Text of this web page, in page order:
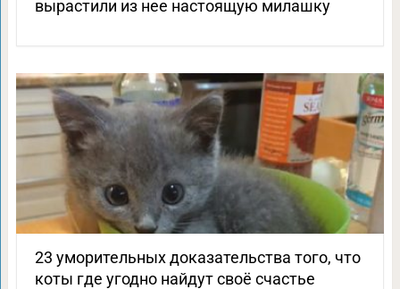
вырастили из нее настоящую милашку
23 уморительных доказательства того, что
коты где угодно найдут своё счастье